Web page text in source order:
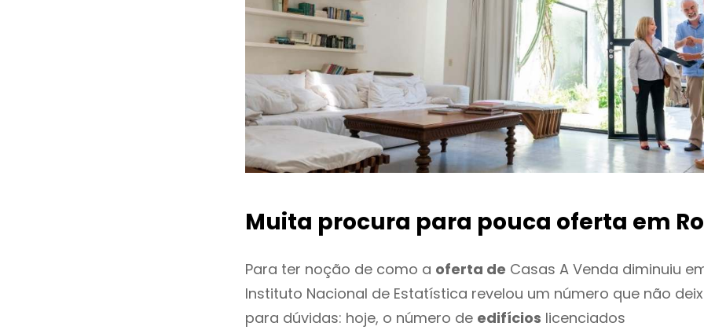
Muita procura para pouca oferta em
Para ter noção de como a oferta de Casas A Venda diminuiu
Instituto Nacional de Estatística revelou um número que não
para dúvidas: hoje, o número de edifícios licenciados